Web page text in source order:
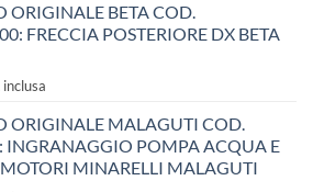
ORIGINALE BETA COD.
FRECCIA POSTERIORE DX BETA
inclusa
ORIGINALE MALAGUTI COD.
INGRANAGGIO POMPA ACQUA E
MINARELLI MALAGUTI